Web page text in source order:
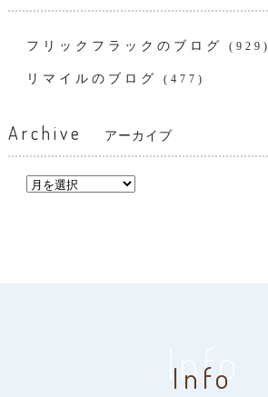
フリックフラックのブログ (929)
リマイルのブログ (477)
Archive アーカイブ
Info
Info